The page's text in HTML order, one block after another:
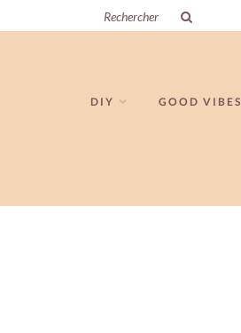
DIY GOOD VIBES